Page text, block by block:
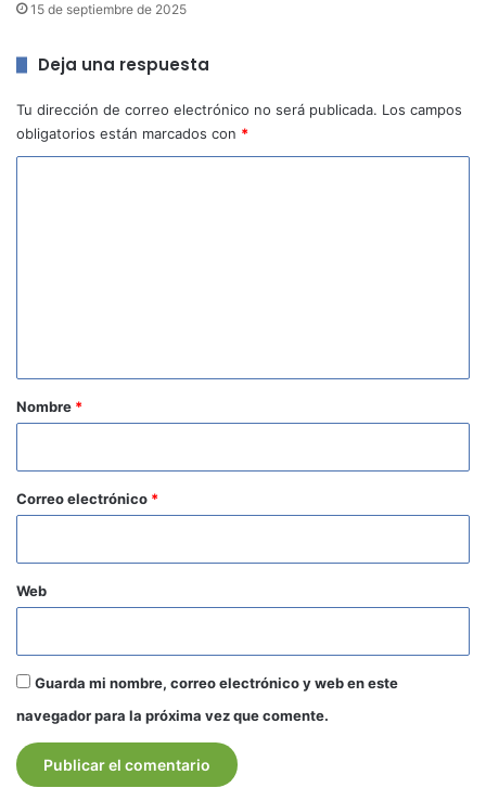
15 de septiembre de 2025
Deja una respuesta
Tu dirección de correo electrónico no será publicada. Los campos
obligatorios están marcados con *
r
o
*
Nombre *
Correo electrónico *
Web
Guarda mi nombre, correo electrónico y web en este
navegador para la próxima vez que comente.